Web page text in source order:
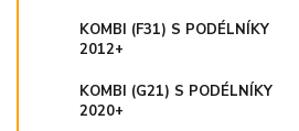
KOMBI (F31) S PODÉLNÍKY
2012+
KOMBI (G21) S PODÉLNÍKY
2020+